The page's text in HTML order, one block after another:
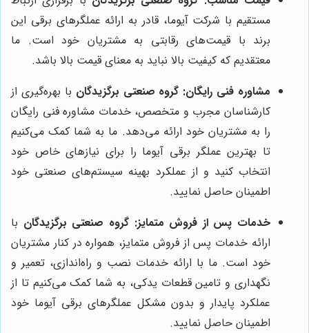
مستقیم با شرکت آیوما، قادر به ارائه عملگرهای برقی این
برند با قیمت‌های رقابتی به مشتریان خود است. ما
معتقدیم که کیفیت بالا نباید به معنای قیمت بالا باشد.
مشاوره فنی رایگان: گروه صنعتی برگزیدگان با بهره‌گیری از
کارشناسان مجرب و متخصص، خدمات مشاوره فنی رایگان
را به مشتریان خود ارائه می‌دهد. ما به شما کمک می‌کنیم
تا بهترین عملگر برقی آیوما را برای نیازهای خاص خود
انتخاب کنید و از عملکرد بهینه سیستم‌های صنعتی خود
اطمینان حاصل نمایید.
خدمات پس از فروش متمایز: گروه صنعتی برگزیدگان با
ارائه خدمات پس از فروش متمایز، همواره در کنار مشتریان
خود است. ما با ارائه خدمات نصب و راه‌اندازی، تعمیر و
نگهداری و تامین قطعات یدکی، به شما کمک می‌کنیم تا از
عملکرد پایدار و بدون مشکل عملگرهای برقی آیوما خود
اطمینان حاصل نمایید.